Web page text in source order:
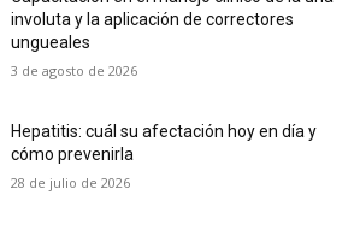
involuta y la aplicación de correctores
ungueales
3 de agosto de 2026
Hepatitis: cuál su afectación hoy en día y
cómo prevenirla
28 de julio de 2026